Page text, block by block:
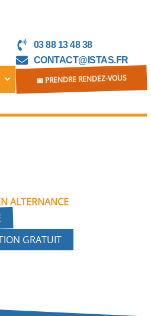
03 88 13 48 38
CONTACT@ISTAS.FR
📅 PRENDRE RENDEZ-VOUS
ALTERNANCE
GRATUIT